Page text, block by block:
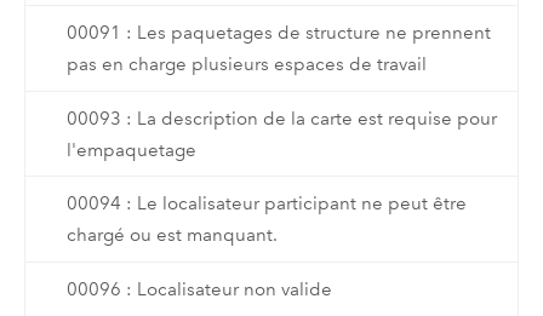
00091 : Les paquetages de structure ne prennent
pas en charge plusieurs espaces de travail
00093 : La description de la carte est requise pour
l'empaquetage
00094 : Le localisateur participant ne peut être
chargé ou est manquant.
00096 : Localisateur non valide